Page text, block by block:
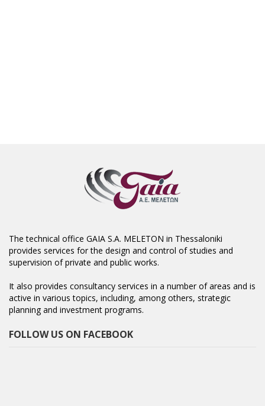
The technical office GAIA S.A. MELETON in Thessaloniki
provides services for the design and control of studies and
supervision of private and public works.
It also provides consultancy services in a number of areas and is
active in various topics, including, among others, strategic
planning and investment programs.
FOLLOW US ON FACEBOOK